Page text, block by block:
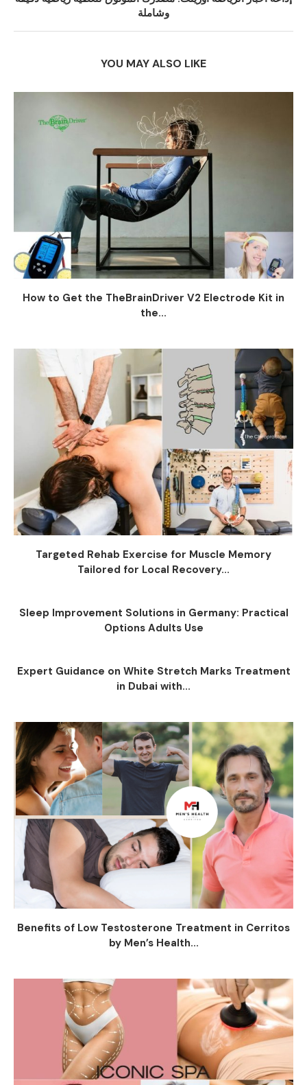
وشاملة
YOU MAY ALSO LIKE
How to Get the TheBrainDriver V2 Electrode Kit in
the...
Targeted Rehab Exercise for Muscle Memory
Tailored for Local Recovery...
Sleep Improvement Solutions in Germany: Practical
Options Adults Use
Expert Guidance on White Stretch Marks Treatment
in Dubai with...
Benefits of Low Testosterone Treatment in Cerritos
by Men’s Health...